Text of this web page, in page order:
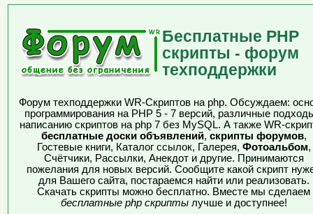
Бесплатные PHP
скрипты - форум
техподдержки
Форум техподдержки WR-Скриптов на php. Обсуждаем:
программирования на PHP 5 - 7 версий, различные
написанию скриптов на php 7 без MySQL. А также WR-
бесплатные доски объявлений, скрипты форумов,
Гостевые книги, Каталог ссылок, Галерея, Фотоальбом,
Счётчики, Рассылки, Анекдот и другие. Принимаются
пожелания для новых версий. Сообщите какой скрипт
для Вашего сайта, постараемся найти или реализовать.
Скачать скрипты можно бесплатно. Вместе мы сделаем
бесплатные php скриптылучше и доступнее!